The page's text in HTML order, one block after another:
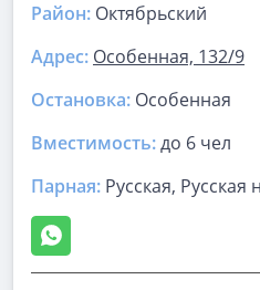
Район: Октябрьский
Адрес: Особенная, 132/9
Остановка: Особенная
Вместимость:до 6 чел
Парная: Русская,